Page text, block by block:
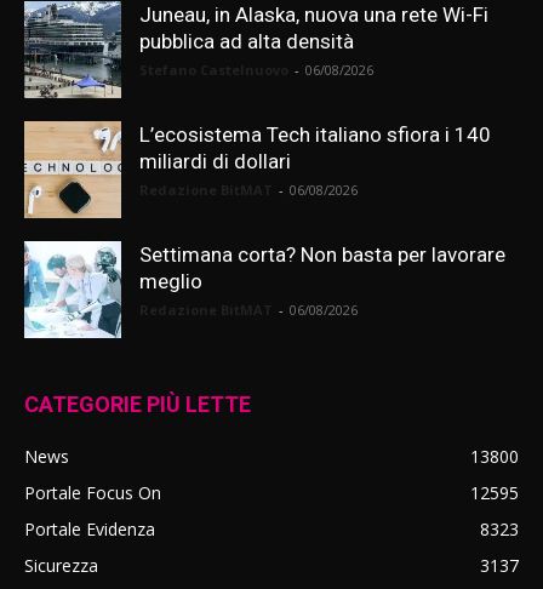
Juneau, in Alaska, nuova una rete Wi-Fi
pubblica ad alta densità
- 06/08/2026
L’ecosistema Tech italiano sfiora i 140
miliardi di dollari
- 06/08/2026
Settimana corta? Non basta per lavorare
meglio
- 06/08/2026
CATEGORIE PIÙ LETTE
News
13800
Portale Focus On
12595
Portale Evidenza
8323
Sicurezza
3137